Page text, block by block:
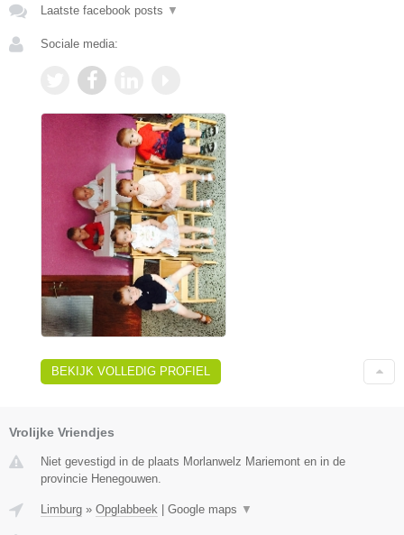
Laatste facebook posts ▼
Sociale media:
BEKIJK VOLLEDIG PROFIEL
Vrolijke Vriendjes
Niet gevestigd in de plaats Morlanwelz Mariemont en in de
provincie Henegouwen.
Limburg » Opglabbeek Google maps ▼